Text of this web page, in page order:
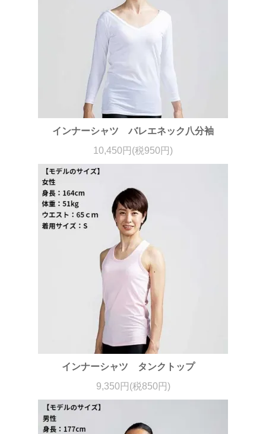
インナーシャツ バレエネック八分袖
10,450円(税950円)
インナーシャツ タンクトップ
9,350円(税850円)